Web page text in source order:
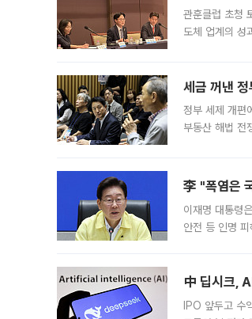
관훈클럽 초청
도체 업계의 성
세금 꺼낸
정부 세제 개편
부동산 해법 전
李 "폭염은
이재명 대통령
안전 등 인명
中 딥시크,
IPO 앞두고 수